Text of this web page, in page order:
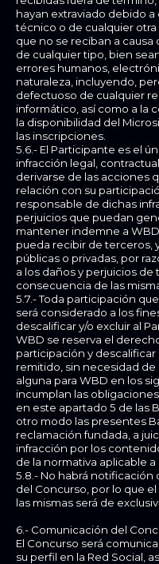
hayan extraviado debido
técnico o de cualquier
que no se reciban a
de cualquier tipo, bien
errores humanos,
naturaleza, incluyendo,
defectuoso de cualquier
informático, así como a la
la disponibilidad del
las inscripciones.
5.6.- El Participante es el
infracción legal,
derivarse de las acciones
relación con su
responsable de dichas
perjuicios que puedan
mantener indemne a
pueda recibir de terceros,
públicas o privadas, por
a los daños y perjuicios
consecuencia de las
5.7.- Toda participación
será considerado a los
descalificar y/o excluir al
WBD se reserva el
participación y descalificar
remitido, sin necesidad de
alguna para WBD en los
incumplan las
en este apartado 5 de las
otro modo las presentes
reclamación fundada, a
infracción por los
de la normativa aplicable a
5.8.- No habrá
del Concurso, por lo que
las mismas será de
6.- Comunicación del
El Concurso será
su perfil en la Red Social,